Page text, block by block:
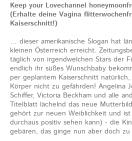
Keep your Lovechannel
(Erhalte deine Vagina
Kaiserschnitt!)
… dieser amerikanische Slogan hat
kleinen Österreich erreicht.
täglich von irgendwelchen Stars der
endlich ihr süßes Wunschbaby
per geplantem Kaiserschnitt
Körper nicht zu gefährden! Angelina
Schiffer, Victoria Beckham und alle
Titelblatt lächelnd das neue
gehört zur neuen Weiblichkeit und ist
durchaus positiv sehen kann) - die
gebären, das ginge nun aber doch